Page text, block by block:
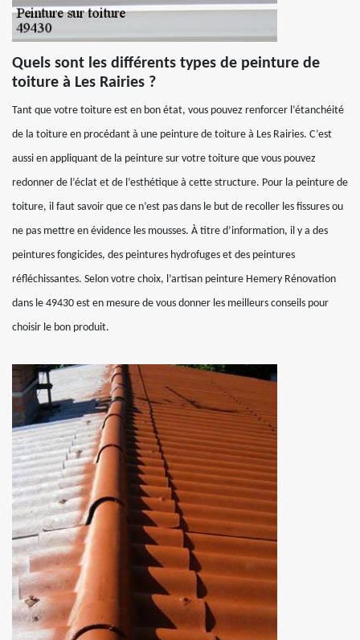
Quels sont les différents types de peinture de
toiture à Les Rairies ?
Tant que votre toiture est en bon état, vous pouvez renforcer l’étanchéité
de la toiture en procédant à une peinture de toiture à Les Rairies. C’est
aussi en appliquant de la peinture sur votre toiture que vous pouvez
redonner de l’éclat et de l’esthétique à cette structure. Pour la peinture de
toiture, il faut savoir que ce n’est pas dans le but de recoller les fissures ou
ne pas mettre en évidence les mousses. À titre d’information, il y a des
peintures fongicides, des peintures hydrofuges et des peintures
réfléchissantes. Selon votre choix, l’artisan peinture Hemery Rénovation
dans le 49430 est en mesure de vous donner les meilleurs conseils pour
choisir le bon produit.